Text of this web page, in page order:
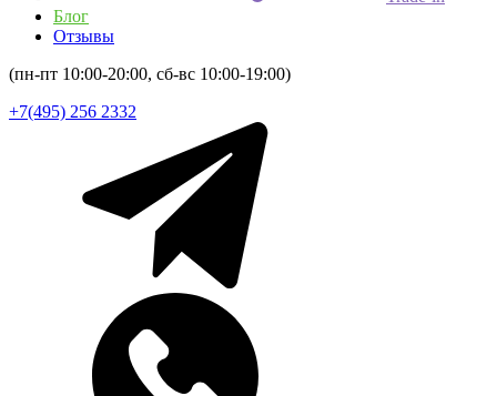
Блог
Отзывы
(пн-пт 10:00-20:00, сб-вс 10:00-19:00)
+7(495) 256 2332